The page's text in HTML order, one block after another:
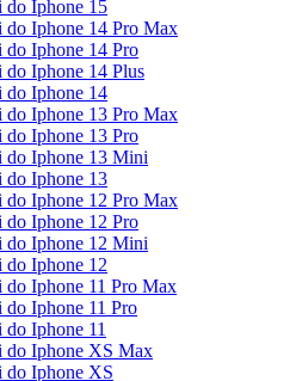
do Iphone 15
do Iphone 14 Pro Max
do Iphone 14 Pro
do Iphone 14 Plus
do Iphone 14
do Iphone 13 Pro Max
do Iphone 13 Pro
do Iphone 13 Mini
do Iphone 13
do Iphone 12 Pro Max
do Iphone 12 Pro
do Iphone 12 Mini
do Iphone 12
do Iphone 11 Pro Max
do Iphone 11 Pro
do Iphone 11
do Iphone XS Max
do Iphone XS